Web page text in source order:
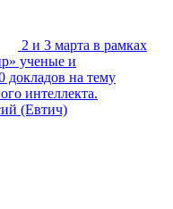
2 и 3 марта в рамках
ученые и
докладов на тему
интеллекта.
(Евтич)